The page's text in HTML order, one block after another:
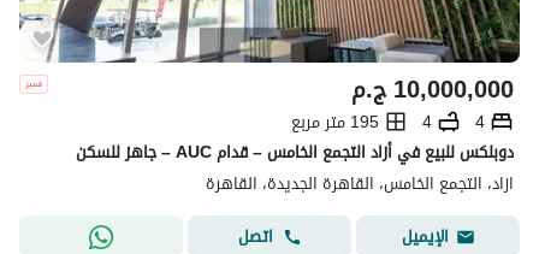
ج.م10,000,000
4
4
195 متر مربع
دوبلكس للبيع في أزاد التجمع الخامس – قدام AUC – جاهز للسكن
ازاد، التجمع الخامس، القاهرة الجديدة، القاهرة
الإيميل
اتصل